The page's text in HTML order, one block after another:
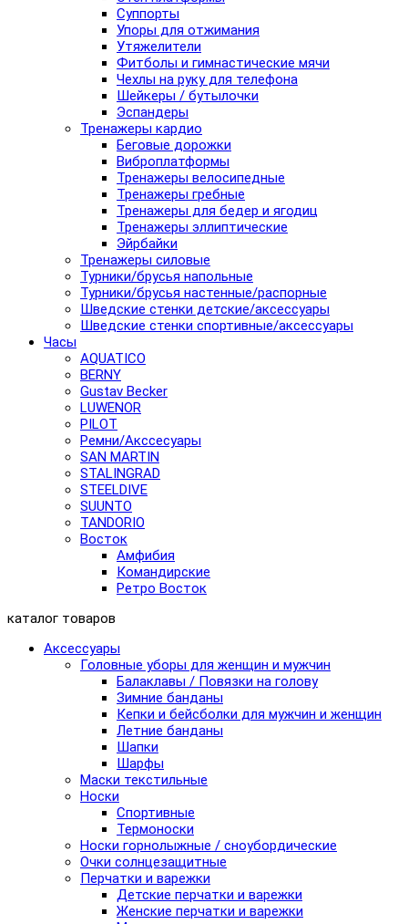
Суппорты
Упоры для отжимания
Утяжелители
Фитболы и гимнастические мячи
Чехлы на руку для телефона
Шейкеры / бутылочки
Эспандеры
Тренажеры кардио
Беговые дорожки
Виброплатформы
Тренажеры велосипедные
Тренажеры гребные
Тренажеры для бедер и ягодиц
Тренажеры эллиптические
Эйрбайки
Тренажеры силовые
Турники/брусья напольные
Турники/брусья настенные/распорные
Шведские стенки детские/аксессуары
Шведские стенки спортивные/аксессуары
Часы
AQUATICO
BERNY
Gustav Becker
LUWENOR
PILOT
Pемни/Акссесуары
SAN MARTIN
STALINGRAD
STEELDIVE
SUUNTO
TANDORIO
Восток
Амфибия
Командирские
Ретро Восток
каталог товаров
Аксессуары
Головные уборы для женщин и мужчин
Балаклавы / Повязки на голову
Зимние банданы
Кепки и бейсболки для мужчин и женщин
Летние банданы
Шапки
Шарфы
Маски текстильные
Носки
Спортивные
Термоноски
Носки горнолыжные / сноубордические
Очки солнцезащитные
Перчатки и варежки
Детские перчатки и варежки
Женские перчатки и варежки